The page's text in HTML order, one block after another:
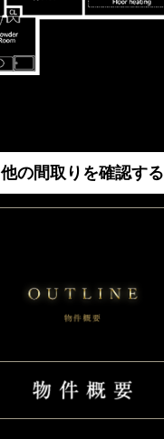
他の間取りを確認する